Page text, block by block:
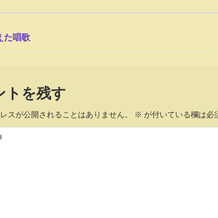
た唱歌
トを残す
スが公開されることはありません。 ※ が付いている欄は必